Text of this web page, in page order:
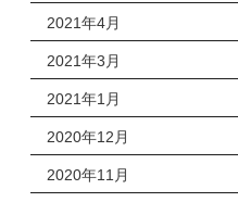
2021年4月
2021年3月
2021年1月
2020年12月
2020年11月